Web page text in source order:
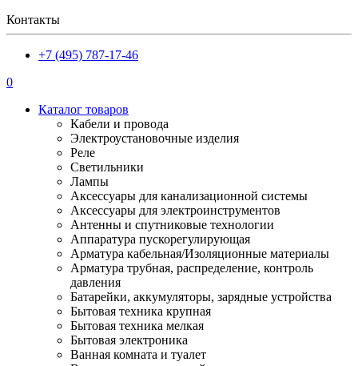
Контакты
+7 (495) 787-17-46
0
Каталог товаров
Кабели и провода
Электроустановочные изделия
Реле
Светильники
Лампы
Аксессуары для канализационной системы
Аксессуары для электроинструментов
Антенны и спутниковые технологии
Аппаратура пускорегулирующая
Арматура кабельная/Изоляционные материалы
Арматура трубная, распределение, контроль
давления
Батарейки, аккумуляторы, зарядные устройства
Бытовая техника крупная
Бытовая техника мелкая
Бытовая электроника
Ванная комната и туалет